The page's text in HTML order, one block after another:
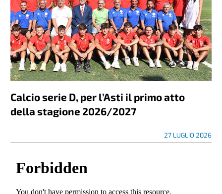
Calcio serie D, per l’Asti il primo atto
della stagione 2026/2027
27 LUGLIO 2026